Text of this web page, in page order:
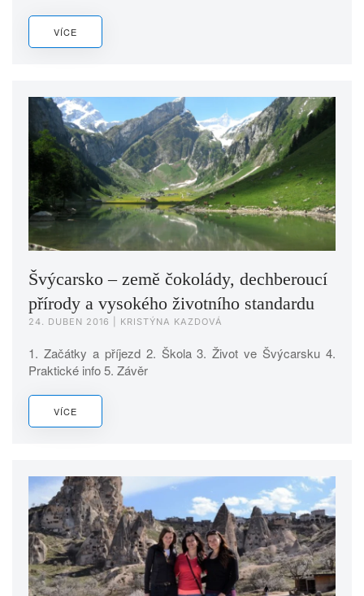
VÍCE
Švýcarsko – země čokolády, dechberoucí
přírody a vysokého životního standardu
24. DUBEN 2016 | KRISTÝNA KAZDOVÁ
1. Začátky a příjezd 2. Škola 3. Život ve Švýcarsku 4.
Praktické info 5. Závěr
VÍCE